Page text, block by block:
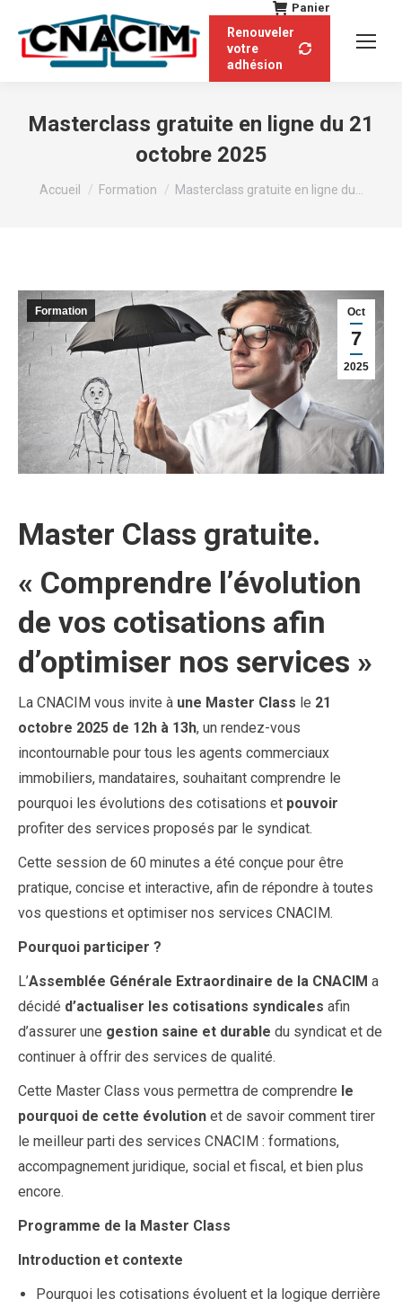
Panier
Renouveler
votre
adhésion
Masterclass gratuite en ligne du 21
octobre 2025
Vous êtes ici :
Accueil Formation Masterclass gratuite en ligne du…
Oct
7
2025
Formation
Master Class gratuite.
« Comprendre l’évolution
de vos cotisations afin
d’optimiser nos services »
La CNACIM vous invite à une Master Class le 21
octobre 2025 de 12h à 13h, un rendez-vous
incontournable pour tous les agents commerciaux
immobiliers, mandataires, souhaitant comprendre le
pourquoi les évolutions des cotisations et pouvoir
profiter des services proposés par le syndicat.
Cette session de 60 minutes a été conçue pour être
pratique, concise et interactive, afin de répondre à toutes
vos questions et optimiser nos services CNACIM.
Pourquoi participer ?
L’Assemblée Générale Extraordinaire de la CNACIM a
décidé d’actualiser les cotisations syndicales afin
d’assurer une gestion saine et durable du syndicat et de
continuer à offrir des services de qualité.
Cette Master Class vous permettra de comprendre le
pourquoi de cette évolution et de savoir comment tirer
le meilleur parti des services CNACIM : formations,
accompagnement juridique, social et fiscal, et bien plus
encore.
Programme de la Master Class
Introduction et contexte
Pourquoi les cotisations évoluent et la logique derrière